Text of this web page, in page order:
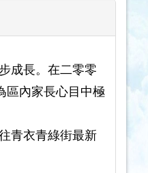
成長。在二零零
區內家長心目中極
青衣青綠街最新